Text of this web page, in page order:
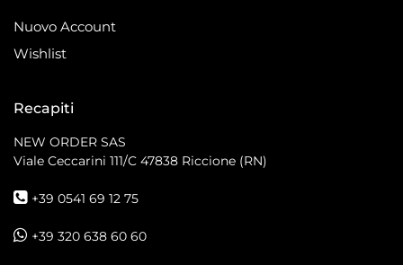
Nuovo Account
Wishlist
Recapiti
NEW ORDER SAS
Viale Ceccarini 111/C 47838 Riccione (RN)
+39 0541 69 12 75
+39 320 638 60 60